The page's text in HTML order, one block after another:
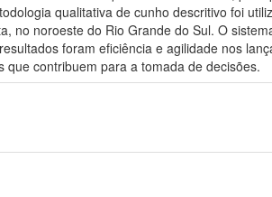
qualitativa de cunho descritivo foi
no noroeste do Rio Grande do Sul. O
foram eficiência e agilidade nos
contribuem para a tomada de decisões.